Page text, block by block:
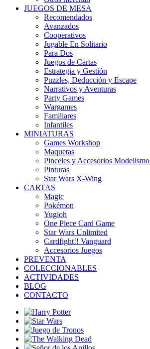
JUEGOS DE MESA
Recomendados
Avanzados
Cooperativos
Jugable En Solitario
Para Dos
Juegos de Cartas
Estrategia y Gestión
Puzzles, Deducción y Escape
Narrativos y Aventuras
Party Games
Wargames
Familiares
Infantiles
MINIATURAS
Games Workshop
Maquetas
Pinceles y Accesorios Modelismo
Pinturas
Star Wars X-Wing
CARTAS
Magic
Pokémon
Yugioh
One Piece Card Game
Star Wars Unlimited
Cardfight!! Vanguard
Accesorios Juegos
PREVENTA
COLECCIONABLES
ACTIVIDADES
BLOG
CONTACTO